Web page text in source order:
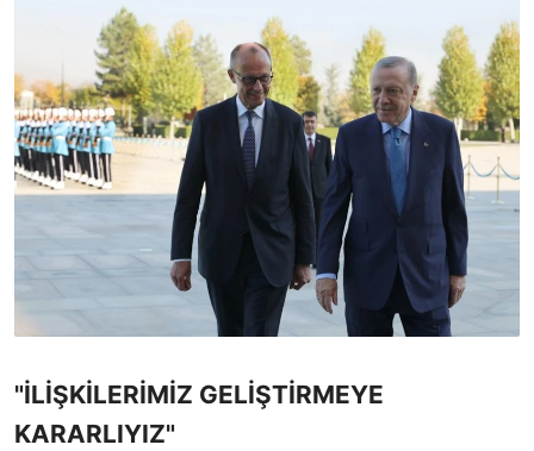
"İLİŞKİLERİMİZ GELİŞTİRMEYE
KARARLIYIZ"